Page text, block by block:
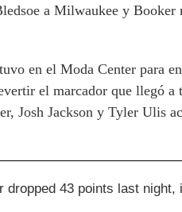
a Milwaukee y
en el Moda Center para
el marcador que llegó
Josh Jackson y Tyler Ulis
dropped 43 points last